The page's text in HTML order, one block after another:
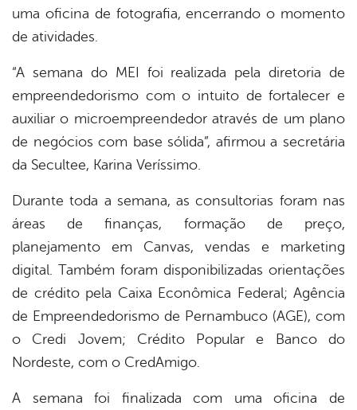
uma oficina de fotografia, encerrando o momento
de atividades.
“A semana do MEI foi realizada pela diretoria de
empreendedorismo com o intuito de fortalecer e
auxiliar o microempreendedor através de um plano
de negócios com base sólida”, afirmou a secretária
da Secultee, Karina Veríssimo.
Durante toda a semana, as consultorias foram nas
áreas de finanças, formação de preço,
planejamento em Canvas, vendas e marketing
digital. Também foram disponibilizadas orientações
de crédito pela Caixa Econômica Federal; Agência
de Empreendedorismo de Pernambuco (AGE), com
o Credi Jovem; Crédito Popular e Banco do
Nordeste, com o CredAmigo.
A semana foi finalizada com uma oficina de